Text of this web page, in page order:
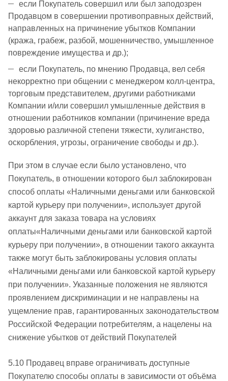
если Покупатель совершил или был заподозрен
Продавцом в совершении противоправных действий,
направленных на причинение убытков Компании
(кража, грабеж, разбой, мошенничество, умышленное
повреждение имущества и др.);
если Покупатель, по мнению Продавца, вел себя
некорректно при общении с менеджером колл-центра,
торговым представителем, другими работниками
Компании и/или совершил умышленные действия в
отношении работников компании (причинение вреда
здоровью различной степени тяжести, хулиганство,
оскорбления, угрозы, ограничение свободы и др.).
При этом в случае если было установлено, что
Покупатель, в отношении которого был заблокирован
способ оплаты «Наличными деньгами или банковской
картой курьеру при получении», использует другой
аккаунт для заказа товара на условиях
оплаты«Наличными деньгами или банковской картой
курьеру при получении», в отношении такого аккаунта
также могут быть заблокированы условия оплаты
«Наличными деньгами или банковской картой курьеру
при получении». Указанные положения не являются
проявлением дискриминации и не направлены на
ущемление прав, гарантированных законодательством
Российской Федерации потребителям, а нацелены на
снижение убытков от действий Покупателей
5.10 Продавец вправе ограничивать доступные
Покупателю способы оплаты в зависимости от объёма